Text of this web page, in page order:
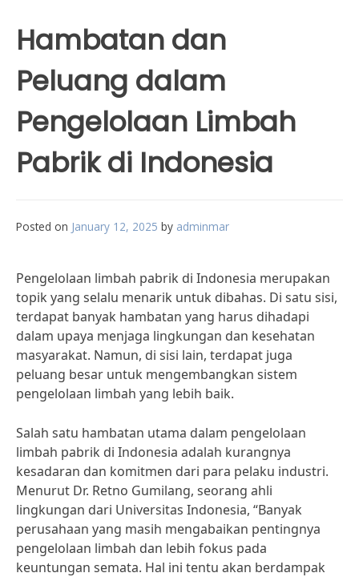
Hambatan dan
Peluang dalam
Pengelolaan Limbah
Pabrik di Indonesia
Posted on January 12, 2025 by adminmar
Pengelolaan limbah pabrik di Indonesia merupakan
topik yang selalu menarik untuk dibahas. Di satu sisi,
terdapat banyak hambatan yang harus dihadapi
dalam upaya menjaga lingkungan dan kesehatan
masyarakat. Namun, di sisi lain, terdapat juga
peluang besar untuk mengembangkan sistem
pengelolaan limbah yang lebih baik.
Salah satu hambatan utama dalam pengelolaan
limbah pabrik di Indonesia adalah kurangnya
kesadaran dan komitmen dari para pelaku industri.
Menurut Dr. Retno Gumilang, seorang ahli
lingkungan dari Universitas Indonesia, “Banyak
perusahaan yang masih mengabaikan pentingnya
pengelolaan limbah dan lebih fokus pada
keuntungan semata. Hal ini tentu akan berdampak